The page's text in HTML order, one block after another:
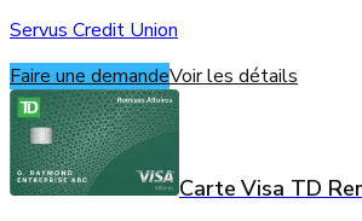
Servus Credit Union
Faire une demandeVoir les détails
Carte Visa TD